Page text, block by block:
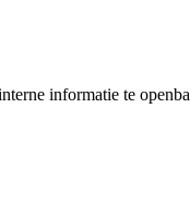
informatie te